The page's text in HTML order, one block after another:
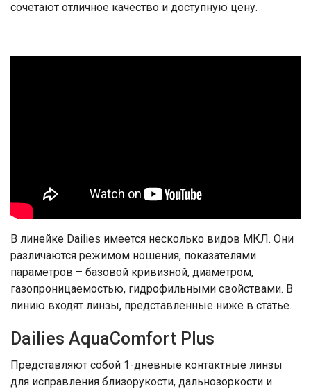
сочетают отличное качество и доступную цену.
В линейке Dailies имеется несколько видов МКЛ. Они
различаются режимом ношения, показателями
параметров – базовой кривизной, диаметром,
газопроницаемостью, гидрофильными свойствами. В
линию входят линзы, представленные ниже в статье.
Dailies AquaComfort Plus
Представляют собой 1-дневные контактные линзы
для исправления близорукости, дальнозоркости и